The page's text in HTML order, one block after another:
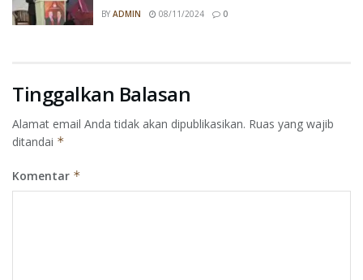
BY ADMIN 08/11/2024 0
Tinggalkan Balasan
Alamat email Anda tidak akan dipublikasikan. Ruas yang wajib
ditandai *
Komentar *